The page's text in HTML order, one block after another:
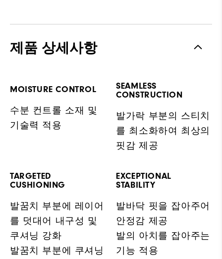
제품 상세사항
MOISTURE CONTROL
수분 컨트롤 소재 및
기술력 적용
SEAMLESS
CONSTRUCTION
발가락 부분의 스티치
를 최소화하여 최상의
핏감 제공
TARGETED
CUSHIONING
발꿈치 부분에 레이어
를 덧대어 내구성 및
쿠셔닝 강화
발꿈치 부분에 쿠셔닝
EXCEPTIONAL
STABILITY
발바닥 핏을 잡아주어
안정감 제공
발의 아치를 잡아주는
기능 적용